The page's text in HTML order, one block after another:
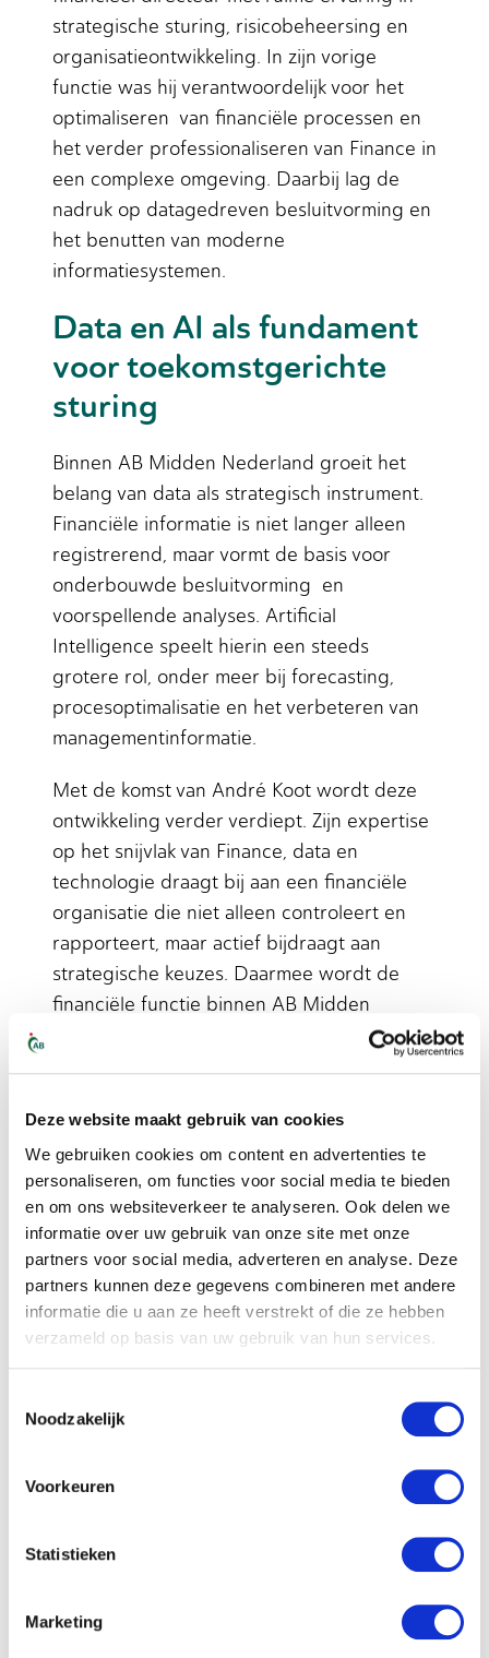
Deze website maakt gebruik van cookies
We gebruiken cookies om content en advertenties te
personaliseren, om functies voor social media te bieden
en om ons websiteverkeer te analyseren. Ook delen we
informatie over uw gebruik van onze site met onze
partners voor social media, adverteren en analyse. Deze
partners kunnen deze gegevens combineren met andere
informatie die u aan ze heeft verstrekt of die ze hebben
verzameld op basis van uw gebruik van hun services.
Noodzakelijk
Voorkeuren
Statistieken
Marketing
strategische sturing, risicobeheersing en
organisatieontwikkeling. In zijn vorige
functie was hij verantwoordelijk voor het
optimaliseren van financiële processen en
het verder professionaliseren van Finance in
een complexe omgeving. Daarbij lag de
nadruk op datagedreven besluitvorming en
het benutten van moderne
informatiesystemen.
Data en AI als fundament
voor toekomstgerichte
sturing
Binnen AB Midden Nederland groeit het
belang van data als strategisch instrument.
Financiële informatie is niet langer alleen
registrerend, maar vormt de basis voor
onderbouwde besluitvorming en
voorspellende analyses. Artificial
Intelligence speelt hierin een steeds
grotere rol, onder meer bij forecasting,
procesoptimalisatie en het verbeteren van
managementinformatie.
Met de komst van André Koot wordt deze
ontwikkeling verder verdiept. Zijn expertise
op het snijvlak van Finance, data en
technologie draagt bij aan een financiële
organisatie die niet alleen controleert en
rapporteert, maar actief bijdraagt aan
strategische keuzes. Daarmee wordt de
financiële functie binnen AB Midden
Nederland steeds nadrukkelijker een motor
Stabiliteit en continuïteit
binnen een groeiende
coöperatie
AB Midden Nederland heeft zich de
afgelopen jaren ontwikkeld tot een stabiele
en breed opererende coöperatie met
activiteiten in onder meer de agrarische
en productie, transport en logistiek. De
de verdere professionalisering van de